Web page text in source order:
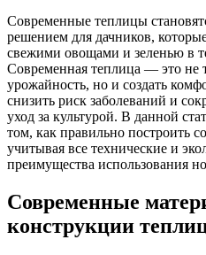
Современные теплицы
решением для дачников,
свежими овощами и зеленью в
Современная теплица — это не
урожайность, но и создать
снизить риск заболеваний и
уход за культурой. В данной
том, как правильно построить
учитывая все технические и
преимущества использования
Современные
конструкции